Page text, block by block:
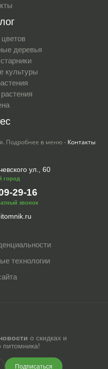
деревья
культуры
Подробнее в меню - Контакты
ул., 60
город
29-16
звонок
технологии
о скидках и
питомника!
Подписаться